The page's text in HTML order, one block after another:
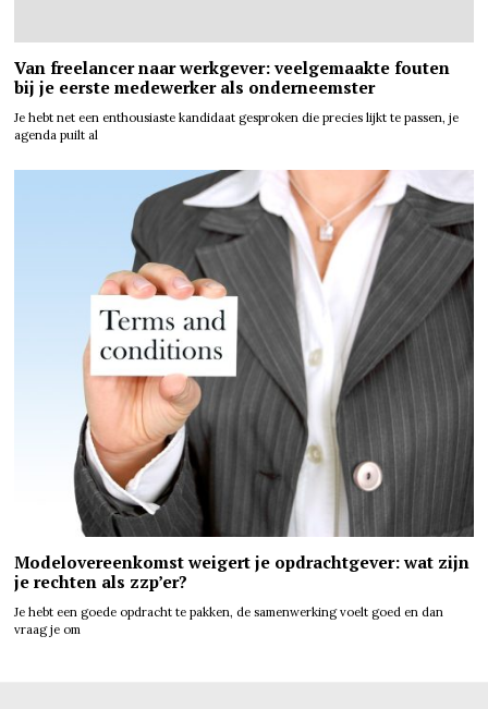
Van freelancer naar werkgever: veelgemaakte fouten
bij je eerste medewerker als onderneemster
Je hebt net een enthousiaste kandidaat gesproken die precies lijkt te passen, je
agenda puilt al
Modelovereenkomst weigert je opdrachtgever: wat zijn
je rechten als zzp’er?
Je hebt een goede opdracht te pakken, de samenwerking voelt goed en dan
vraag je om